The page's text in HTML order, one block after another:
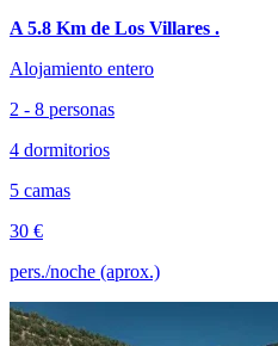
A 5.8 Km de Los Villares .
Alojamiento entero
2 - 8 personas
4 dormitorios
5 camas
30 €
pers./noche (aprox.)